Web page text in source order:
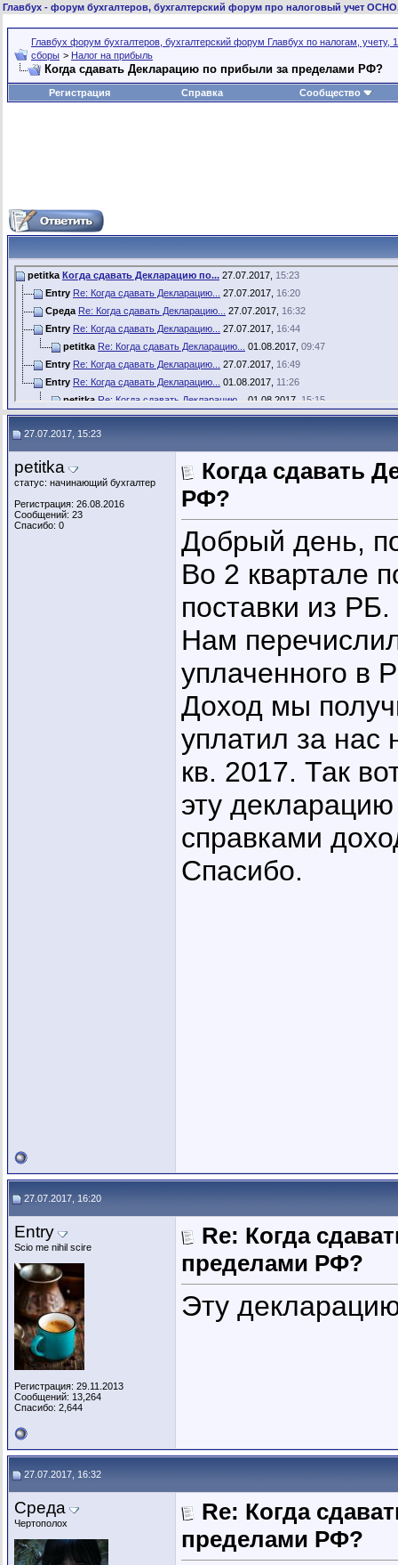
Главбух - форум бухгалтеров, бухгалтерский форум про налоговый учет
Главбух форум бухгалтеров, бухгалтерский форум Главбух по налогам, учету,
сборы > Налог на прибыль
Когда сдавать Декларацию по прибыли за пределами РФ?
Регистрация Справка Сообщество
petitka Когда сдавать Декларацию по... 27.07.2017, 15:23
Entry Re: Когда сдавать Декларацию... 27.07.2017, 16:20
Среда Re: Когда сдавать Декларацию... 27.07.2017, 16:32
Entry Re: Когда сдавать Декларацию... 27.07.2017, 16:44
petitka Re: Когда сдавать Декларацию... 01.08.2017, 09:47
Entry Re: Когда сдавать Декларацию... 27.07.2017, 16:49
Entry Re: Когда сдавать Декларацию... 01.08.2017, 11:26
petitka Re: Когда сдавать Декларацию... 01.08.2017, 15:15
27.07.2017, 15:23
petitka
статус: начинающий бухгалтер
Регистрация: 26.08.2016
Сообщений: 23
Спасибо: 0
Когда сдавать
РФ?
Добрый день,
Во 2 квартале
поставки из РБ.
Нам
уплаченного в
Доход мы
уплатил за нас
кв. 2017. Так
эту
справками
Спасибо.
27.07.2017, 16:20
Entry
Scio me nihil scire
Регистрация: 29.11.2013
Сообщений: 13,264
Спасибо: 2,644
Re: Когда
пределами РФ?
Эту
27.07.2017, 16:32
Среда
Чертополох
Re: Когда
пределами РФ?